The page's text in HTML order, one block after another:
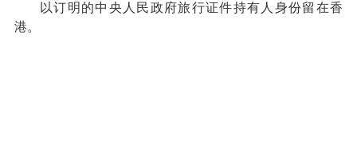
以订明的中央人民政府旅行证件持有人身份留在香
港。